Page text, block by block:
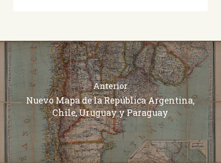
Anterior
Nuevo Mapa de la República Argentina,
Chile, Uruguay y Paraguay